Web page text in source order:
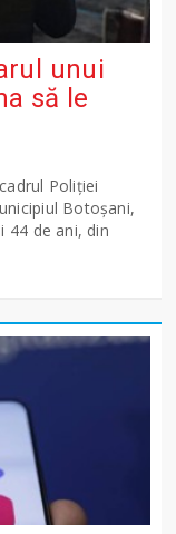
unui
să le
Poliției
Botoșani,
44 de ani, din